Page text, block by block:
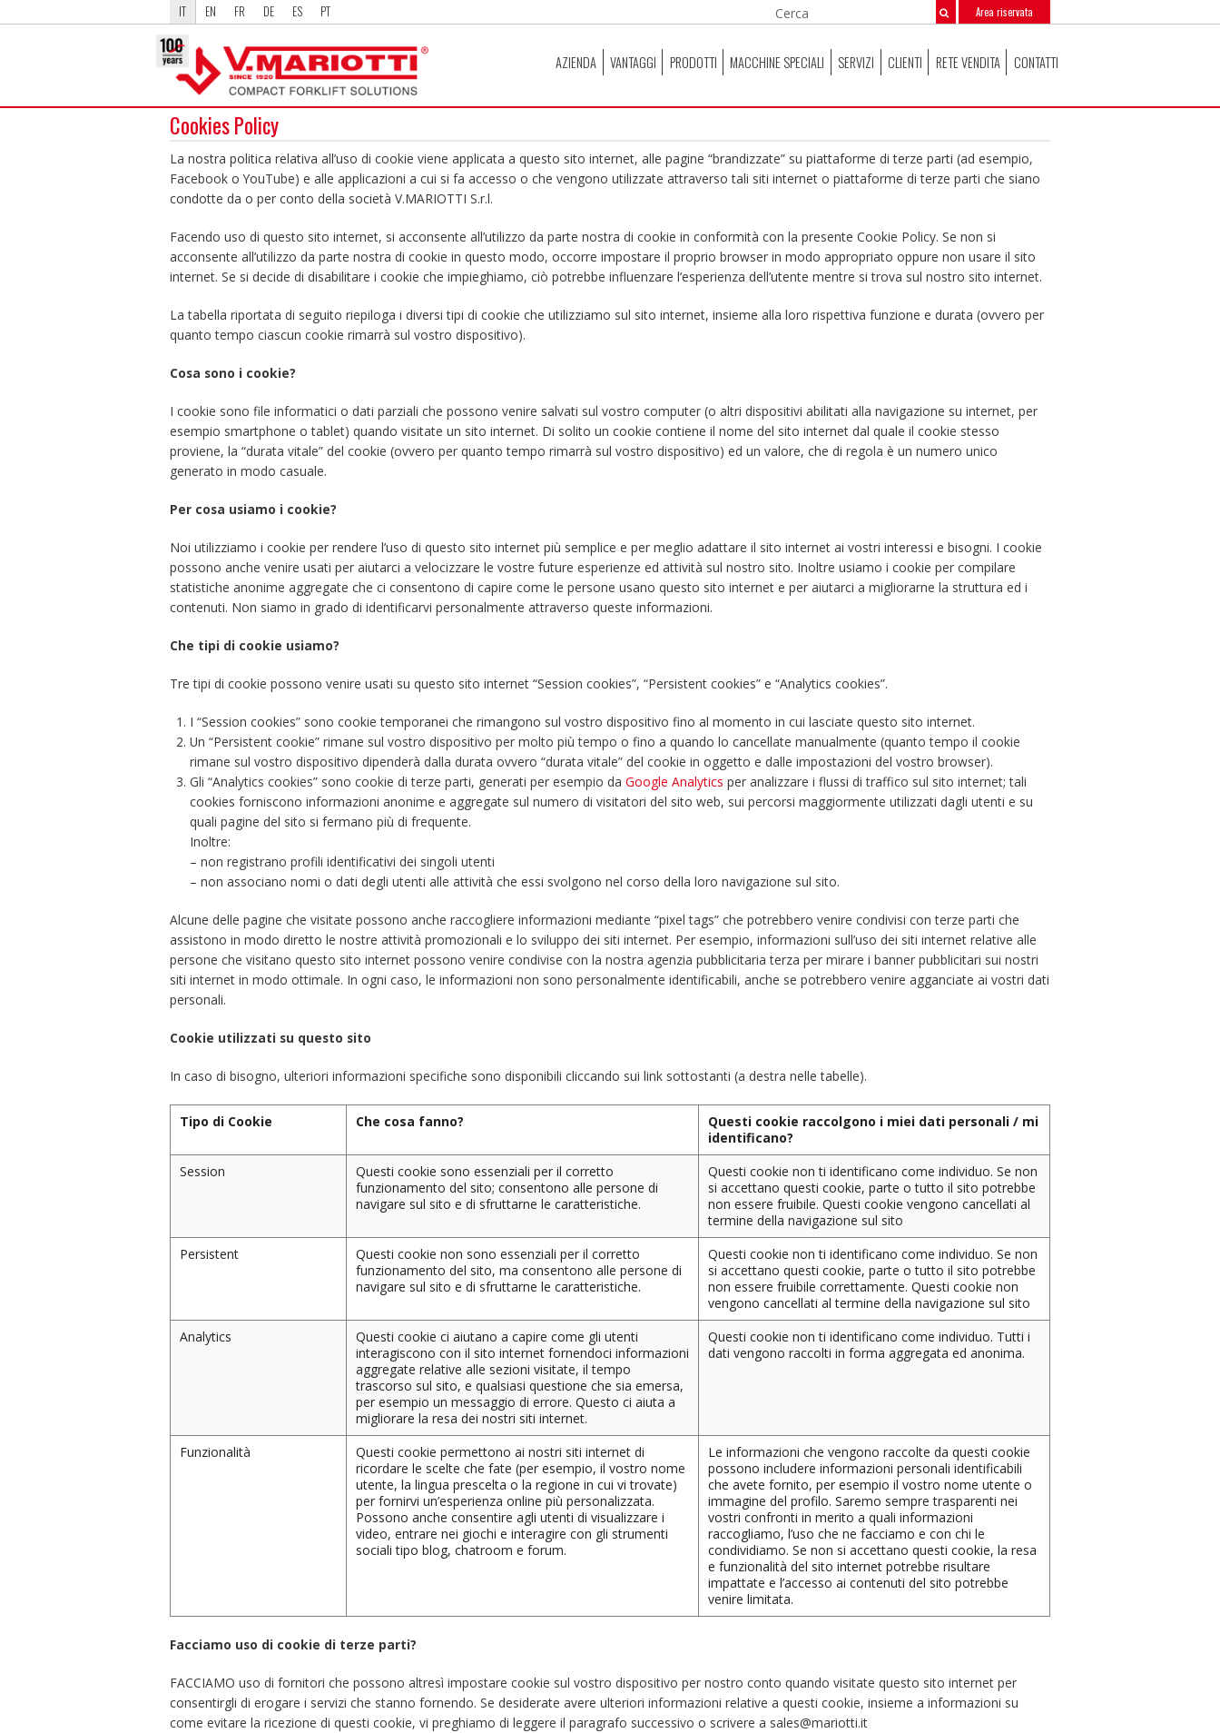
IT EN FR DE ES PT Area riservata
AZIENDA VANTAGGI PRODOTTI MACCHINE SPECIALI SERVIZI CLIENTI RETE VENDITA CONTATTI
Cookies Policy
La nostra politica relativa all’uso di cookie viene applicata a questo sito internet, alle pagine “brandizzate” su piattaforme di terze parti (ad esempio,
Facebook o YouTube) e alle applicazioni a cui si fa accesso o che vengono utilizzate attraverso tali siti internet o piattaforme di terze parti che siano
condotte da o per conto della società V.MARIOTTI S.r.l.
Facendo uso di questo sito internet, si acconsente all’utilizzo da parte nostra di cookie in conformità con la presente Cookie Policy. Se non si
acconsente all’utilizzo da parte nostra di cookie in questo modo, occorre impostare il proprio browser in modo appropriato oppure non usare il sito
internet. Se si decide di disabilitare i cookie che impieghiamo, ciò potrebbe influenzare l’esperienza dell’utente mentre si trova sul nostro sito internet.
La tabella riportata di seguito riepiloga i diversi tipi di cookie che utilizziamo sul sito internet, insieme alla loro rispettiva funzione e durata (ovvero per
quanto tempo ciascun cookie rimarrà sul vostro dispositivo).
Cosa sono i cookie?
I cookie sono file informatici o dati parziali che possono venire salvati sul vostro computer (o altri dispositivi abilitati alla navigazione su internet, per
esempio smartphone o tablet) quando visitate un sito internet. Di solito un cookie contiene il nome del sito internet dal quale il cookie stesso
proviene, la “durata vitale” del cookie (ovvero per quanto tempo rimarrà sul vostro dispositivo) ed un valore, che di regola è un numero unico
generato in modo casuale.
Per cosa usiamo i cookie?
Noi utilizziamo i cookie per rendere l’uso di questo sito internet più semplice e per meglio adattare il sito internet ai vostri interessi e bisogni. I cookie
possono anche venire usati per aiutarci a velocizzare le vostre future esperienze ed attività sul nostro sito. Inoltre usiamo i cookie per compilare
statistiche anonime aggregate che ci consentono di capire come le persone usano questo sito internet e per aiutarci a migliorarne la struttura ed i
contenuti. Non siamo in grado di identificarvi personalmente attraverso queste informazioni.
Che tipi di cookie usiamo?
Tre tipi di cookie possono venire usati su questo sito internet “Session cookies”, “Persistent cookies” e “Analytics cookies”.
I “Session cookies” sono cookie temporanei che rimangono sul vostro dispositivo fino al momento in cui lasciate questo sito internet.
Un “Persistent cookie” rimane sul vostro dispositivo per molto più tempo o fino a quando lo cancellate manualmente (quanto tempo il cookie
rimane sul vostro dispositivo dipenderà dalla durata ovvero “durata vitale” del cookie in oggetto e dalle impostazioni del vostro browser).
Gli “Analytics cookies” sono cookie di terze parti, generati per esempio daGoogle Analytics per analizzare i flussi di traffico sul sito internet; tali
cookies forniscono informazioni anonime e aggregate sul numero di visitatori del sito web, sui percorsi maggiormente utilizzati dagli utenti e su
quali pagine del sito si fermano più di frequente.
Inoltre:
– non registrano profili identificativi dei singoli utenti
– non associano nomi o dati degli utenti alle attività che essi svolgono nel corso della loro navigazione sul sito.
Alcune delle pagine che visitate possono anche raccogliere informazioni mediante “pixel tags” che potrebbero venire condivisi con terze parti che
assistono in modo diretto le nostre attività promozionali e lo sviluppo dei siti internet. Per esempio, informazioni sull’uso dei siti internet relative alle
persone che visitano questo sito internet possono venire condivise con la nostra agenzia pubblicitaria terza per mirare i banner pubblicitari sui nostri
siti internet in modo ottimale. In ogni caso, le informazioni non sono personalmente identificabili, anche se potrebbero venire agganciate ai vostri dati
personali.
Cookie utilizzati su questo sito
In caso di bisogno, ulteriori informazioni specifiche sono disponibili cliccando sui link sottostanti (a destra nelle tabelle).
Tipo di Cookie Che cosa fanno?
Questi cookie raccolgono i miei dati personali / mi
identificano?
Session
Questi cookie sono essenziali per il corretto
funzionamento del sito; consentono alle persone di
navigare sul sito e di sfruttarne le caratteristiche.
Questi cookie non ti identificano come individuo. Se non
si accettano questi cookie, parte o tutto il sito potrebbe
non essere fruibile. Questi cookie vengono cancellati al
termine della navigazione sul sito
Persistent
Questi cookie non sono essenziali per il corretto
funzionamento del sito, ma consentono alle persone di
navigare sul sito e di sfruttarne le caratteristiche.
Questi cookie non ti identificano come individuo. Se non
si accettano questi cookie, parte o tutto il sito potrebbe
non essere fruibile correttamente. Questi cookie non
vengono cancellati al termine della navigazione sul sito
Analytics
Questi cookie ci aiutano a capire come gli utenti
interagiscono con il sito internet fornendoci informazioni
aggregate relative alle sezioni visitate, il tempo
trascorso sul sito, e qualsiasi questione che sia emersa,
per esempio un messaggio di errore. Questo ci aiuta a
migliorare la resa dei nostri siti internet.
Questi cookie non ti identificano come individuo. Tutti i
dati vengono raccolti in forma aggregata ed anonima.
Funzionalità
Questi cookie permettono ai nostri siti internet di
ricordare le scelte che fate (per esempio, il vostro nome
utente, la lingua prescelta o la regione in cui vi trovate)
per fornirvi un’esperienza online più personalizzata.
Possono anche consentire agli utenti di visualizzare i
video, entrare nei giochi e interagire con gli strumenti
sociali tipo blog, chatroom e forum.
Le informazioni che vengono raccolte da questi cookie
possono includere informazioni personali identificabili
che avete fornito, per esempio il vostro nome utente o
immagine del profilo. Saremo sempre trasparenti nei
vostri confronti in merito a quali informazioni
raccogliamo, l’uso che ne facciamo e con chi le
condividiamo. Se non si accettano questi cookie, la resa
e funzionalità del sito internet potrebbe risultare
impattate e l’accesso ai contenuti del sito potrebbe
venire limitata.
Facciamo uso di cookie di terze parti?
FACCIAMO uso di fornitori che possono altresì impostare cookie sul vostro dispositivo per nostro conto quando visitate questo sito internet per
consentirgli di erogare i servizi che stanno fornendo. Se desiderate avere ulteriori informazioni relative a questi cookie, insieme a informazioni su
come evitare la ricezione di questi cookie, vi preghiamo di leggere il paragrafo successivo o scrivere a sales@mariotti.it